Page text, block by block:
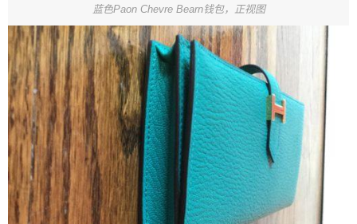
蓝色Paon Chevre Bearn钱包，正视图